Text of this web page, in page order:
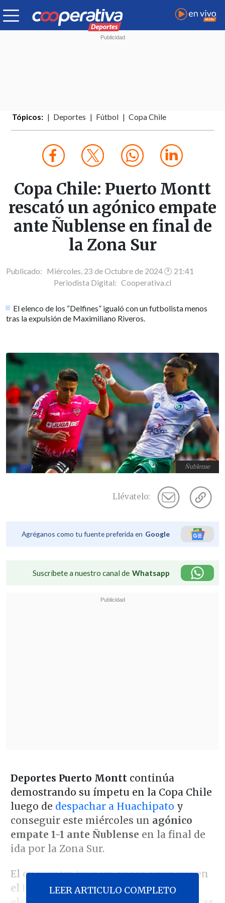
Tópicos: Deportes Fútbol Copa Chile
Copa Chile: Puerto Montt
rescató un agónico empate
ante Ñublense en final de
la Zona Sur
Publicado: Miércoles, 23 de Octubre de 2024 🕐 21:41
Periodista Digital: Cooperativa.cl
El elenco de los “Delfines” igualó con un futbolista menos
tras la expulsión de Maximiliano Riveros.
Ñublense
Llévatelo:
Agréganos como tu fuente preferida en Google
Suscríbete a nuestro canal de Whatsapp
Deportes Puerto Monttcontinúa
demostrando su ímpetu en la Copa Chile
luego de despachar a Huachipato y
conseguir este miércoles un agónico
empate 1-1 ante Ñublense en la final de
ida por la Zona Sur.
El encuentro tuvo un opaco arranque en
el Estadio Chinquihue, ya que ambos
LEER ARTICULO COMPLETO